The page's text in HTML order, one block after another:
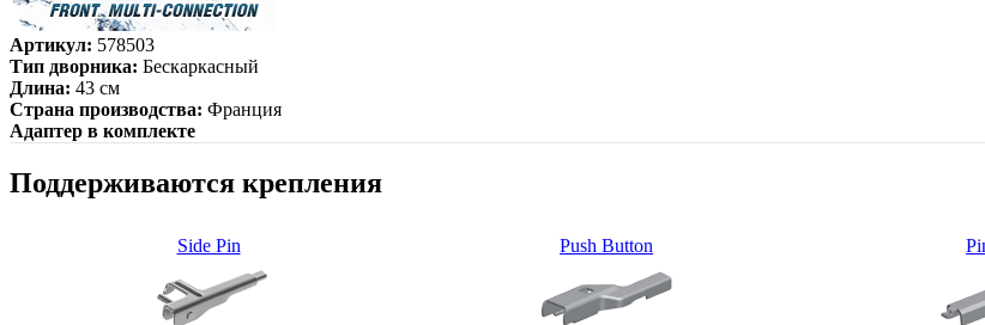
Артикул: 578503
Тип дворника: Бескаркасный
Длина: 43 см
Страна производства: Франция
Адаптер в комплекте
Поддерживаются крепления
Side Pin Push Button